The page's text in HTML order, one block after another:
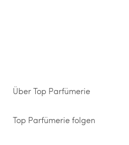
Über Top Parfümerie
Storefinder
Kontakt
Top Parfümerie folgen